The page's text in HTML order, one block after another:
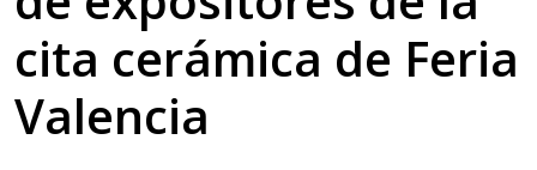
cita cerámica de Feria
Valencia